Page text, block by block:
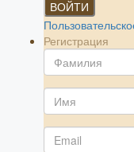
ВОЙТИ
Регистрация